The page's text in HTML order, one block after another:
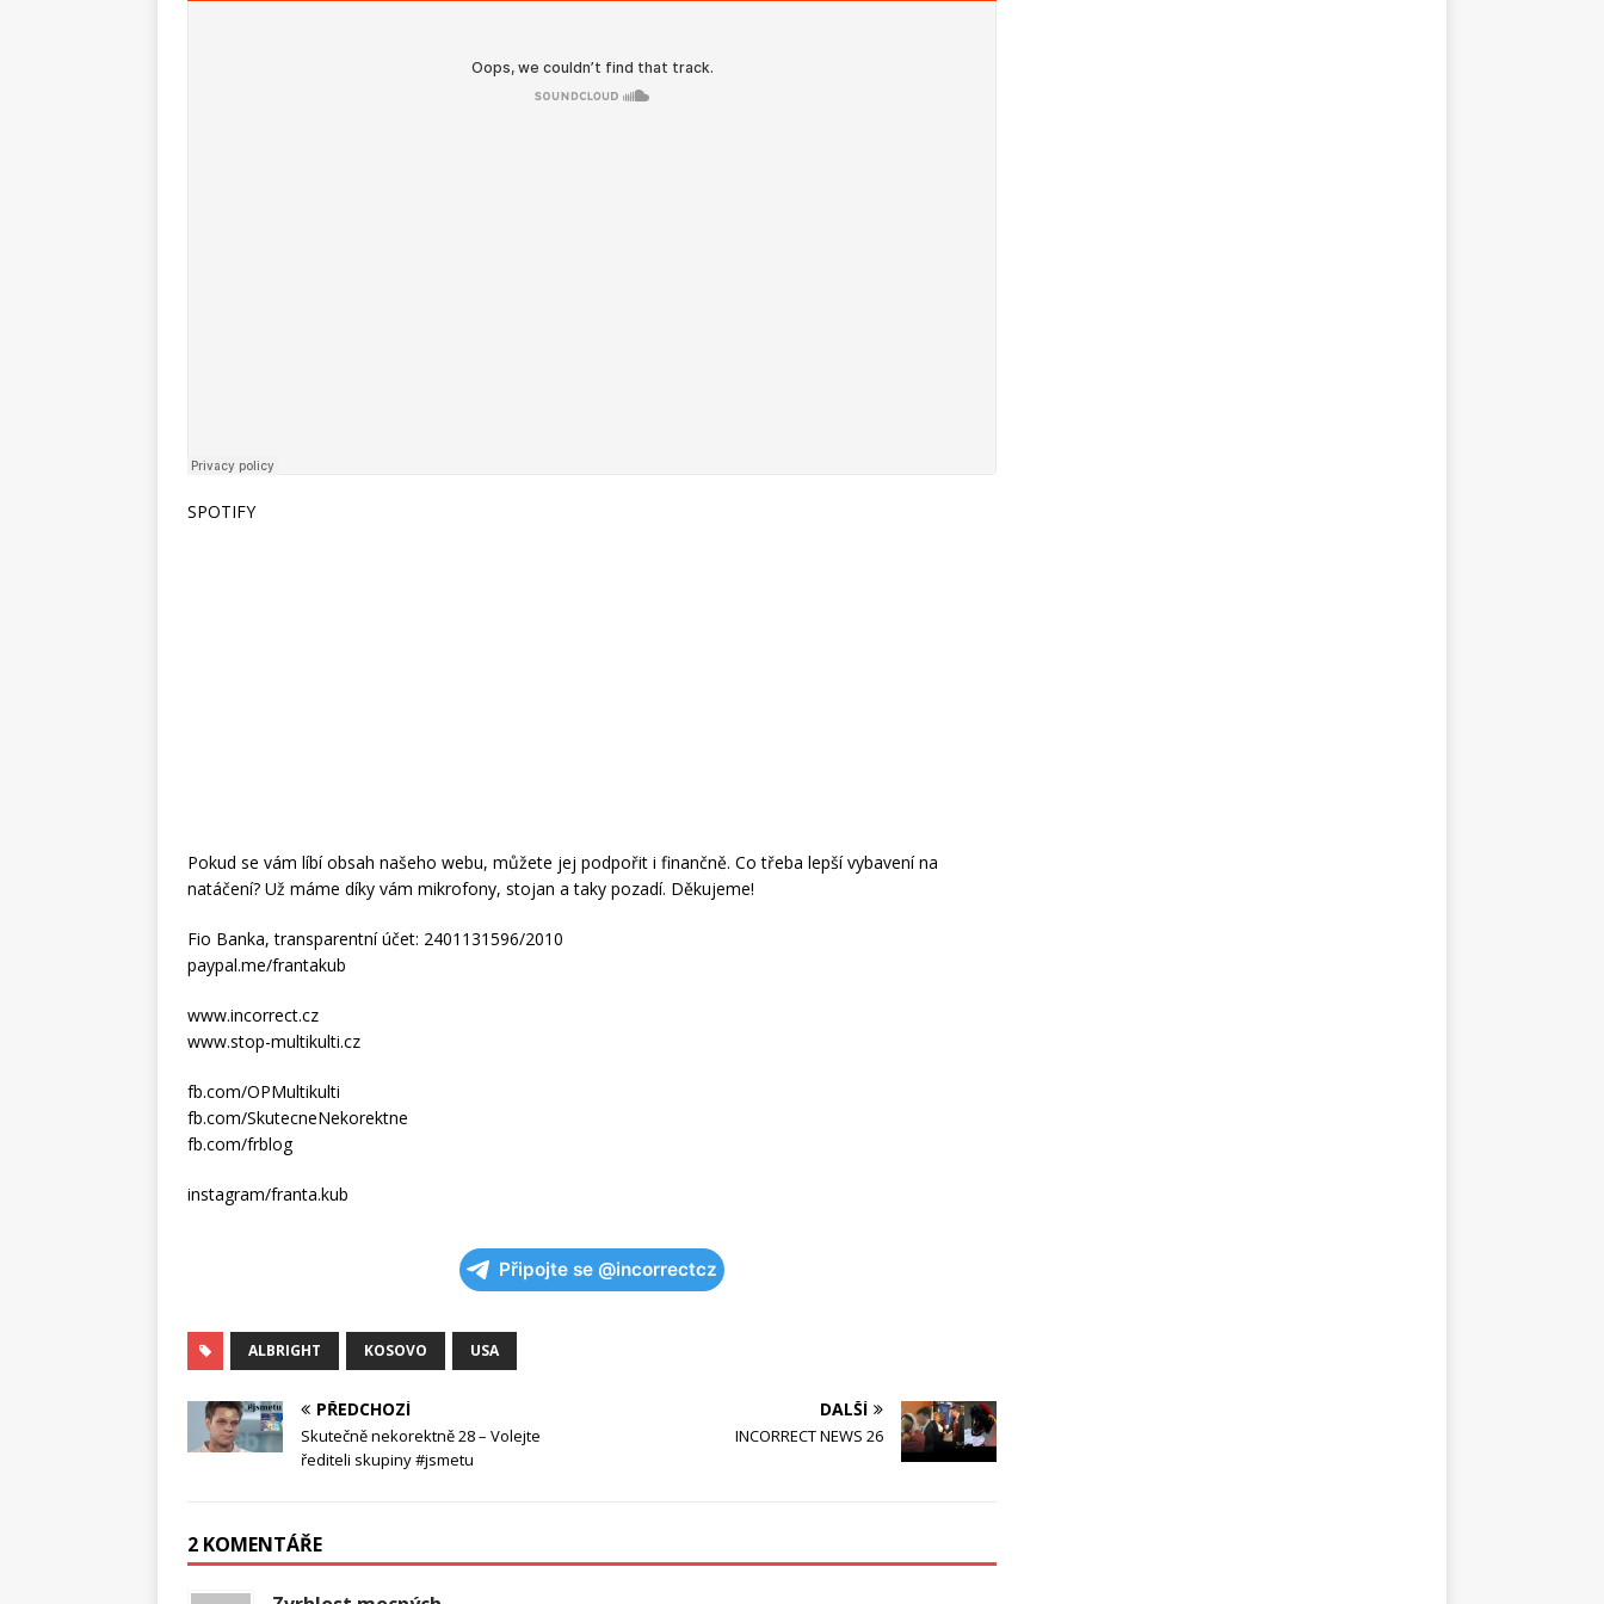
SPOTIFY
Pokud se vám líbí obsah našeho webu, můžete jej podpořit i finančně. Co třeba lepší vybavení na
natáčení? Už máme díky vám mikrofony, stojan a taky pozadí. Děkujeme!
Fio Banka, transparentní účet: 2401131596/2010
paypal.me/frantakub
www.incorrect.cz
www.stop-multikulti.cz
fb.com/OPMultikulti
fb.com/SkutecneNekorektne
fb.com/frblog
instagram/franta.kub
Připojte se @incorrectcz
ALBRIGHT KOSOVO USA
PŘEDCHOZÍ
Skutečně nekorektně 28 – Volejte
řediteli skupiny #jsmetu
DALŠÍ
INCORRECT NEWS 26
2 KOMENTÁŘE